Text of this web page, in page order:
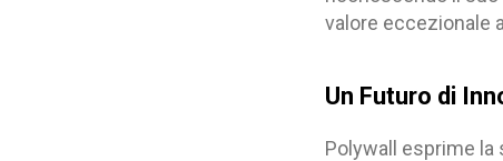
valore eccezionale
Un Futuro di
Polywall esprime la